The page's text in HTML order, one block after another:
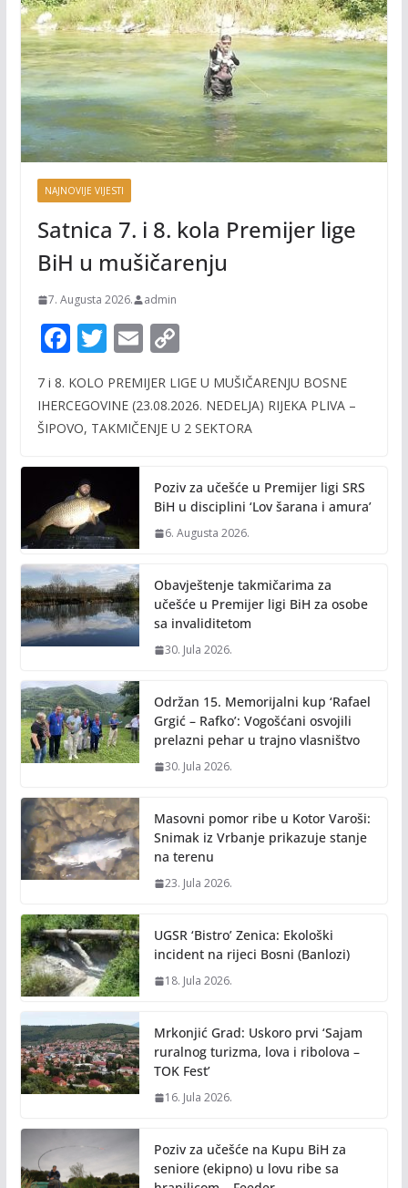
NAJNOVIJE VIJESTI
Satnica 7. i 8. kola Premijer lige
BiH u mušičarenju
7. Augusta 2026. admin
F
e
b
o
k
T
itt
er
E
ai
l
C
p
y
n
k
7 i 8. KOLO PREMIJER LIGE U MUŠIČARENJU BOSNE
IHERCEGOVINE (23.08.2026. NEDELJA) RIJEKA PLIVA –
ŠIPOVO, TAKMIČENJE U 2 SEKTORA
Poziv za učešće u Premijer ligi SRS
BiH u disciplini ‘Lov šarana i amura’
6. Augusta 2026.
Obavještenje takmičarima za
učešće u Premijer ligi BiH za osobe
sa invaliditetom
30. Jula 2026.
Održan 15. Memorijalni kup ‘Rafael
Grgić – Rafko’: Vogošćani osvojili
prelazni pehar u trajno vlasništvo
30. Jula 2026.
Masovni pomor ribe u Kotor Varoši:
Snimak iz Vrbanje prikazuje stanje
na terenu
23. Jula 2026.
UGSR ‘Bistro’ Zenica: Ekološki
incident na rijeci Bosni (Banlozi)
18. Jula 2026.
Mrkonjić Grad: Uskoro prvi ‘Sajam
ruralnog turizma, lova i ribolova –
TOK Fest’
16. Jula 2026.
Poziv za učešće na Kupu BiH za
seniore (ekipno) u lovu ribe sa